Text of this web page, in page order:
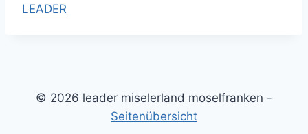
s
s
LEADER
© 2026 leader miselerland moselfranken -
Seitenübersicht